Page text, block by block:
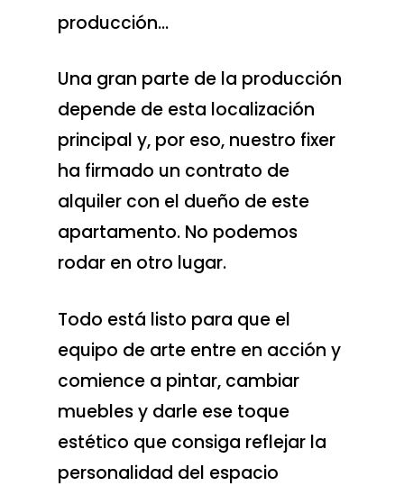
producción…
Una gran parte de la producción
depende de esta localización
principal y, por eso, nuestro fixer
ha firmado un contrato de
alquiler con el dueño de este
apartamento. No podemos
rodar en otro lugar.
Todo está listo para que el
equipo de arte entre en acción y
comience a pintar, cambiar
muebles y darle ese toque
estético que consiga reflejar la
personalidad del espacio